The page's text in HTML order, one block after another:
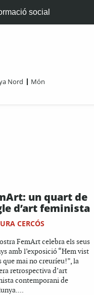
social
Nord Món
un quart de
d’art feminista
CERCÓS
FemArt celebra els seus
amb l’exposició “Hem vist
que mai no creuríeu!”, la
retrospectiva d’art
contemporani de